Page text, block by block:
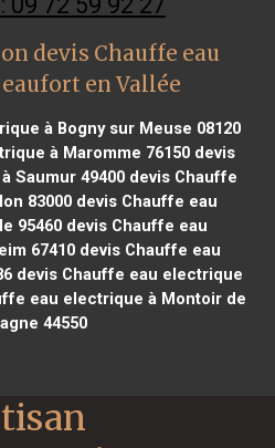
devis Chauffe eau
en Vallée
à Bogny sur Meuse 08120
à Maromme 76150 devis
Saumur 49400 devis Chauffe
83000devis Chauffe eau
95460 devis Chauffe eau
67410 devis Chauffe eau
devis Chauffe eau electrique
eau electrique à Montoir de
44550